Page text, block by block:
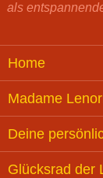
als
Home
Madame
Deine
Glücksrad der